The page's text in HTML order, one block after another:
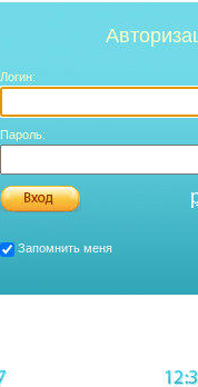
Логин:
Пароль:
Запомнить меня